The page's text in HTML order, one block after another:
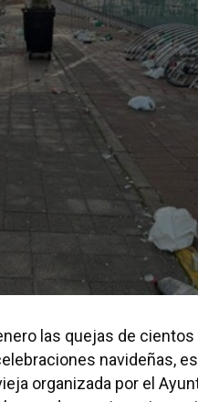
las quejas de
navideñas,
organizada por el